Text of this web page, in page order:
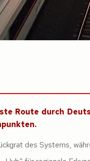
Route durch
des Systems,